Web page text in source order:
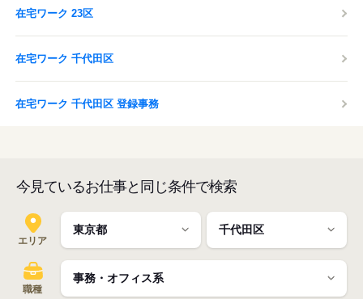
在宅ワーク 23区
在宅ワーク 千代田区
在宅ワーク 千代田区 登録事務
今見ているお仕事と同じ条件で検索
エリア
職種